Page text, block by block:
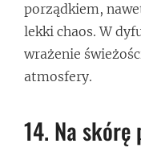
porządkiem,
lekki chaos. W
wrażenie
atmosfery.
14. Na skórę